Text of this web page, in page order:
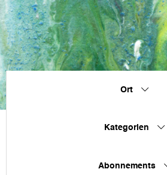
Ort
Kategorien
Abonnements